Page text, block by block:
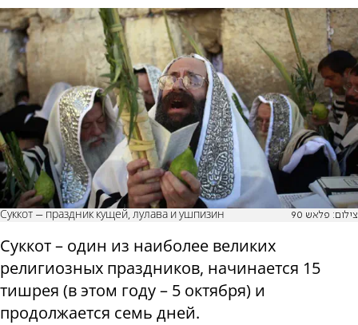
Суккот – праздник кущей, лулава и ушпизин צילום: פלאש 90
Суккот – один из наиболее великих
религиозных праздников, начинается 15
тишрея (в этом году – 5 октября) и
продолжается семь дней.